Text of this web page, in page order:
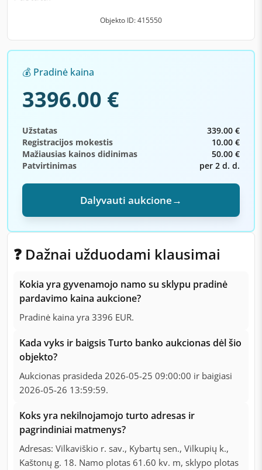
❓ Dažnai užduodami klausimai
Kokia yra gyvenamojo namo su sklypu pradinė
pardavimo kaina aukcione?
Pradinė kaina yra 3396 EUR.
Kada vyks ir baigsis Turto banko aukcionas dėl šio
objekto?
Aukcionas prasideda 2026-05-25 09:00:00 ir baigiasi
2026-05-26 13:59:59.
Koks yra nekilnojamojo turto adresas ir
pagrindiniai matmenys?
Adresas: Vilkaviškio r. sav., Kybartų sen., Vilkupių k.,
Kaštonų g. 18. Namo plotas 61.60 kv. m, sklypo plotas
Objekto ID: 415550
💰 Pradinė kaina
3396.00 €
Užstatas
339.00 €
Registracijos mokestis
10.00 €
Mažiausias kainos didinimas
50.00 €
Patvirtinimas
per 2 d. d.
Dalyvauti aukcione→